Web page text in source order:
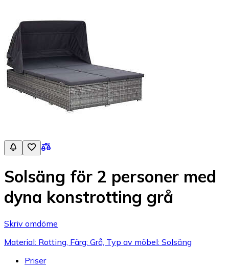
Solsäng för 2 personer med
dyna konstrotting grå
Skriv omdöme
Material: Rotting, Färg: Grå, Typ av möbel: Solsäng
Priser